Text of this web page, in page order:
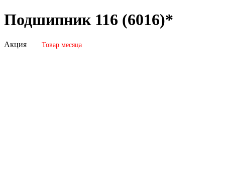
Подшипник 116 (6016)*
Акция Товар месяца